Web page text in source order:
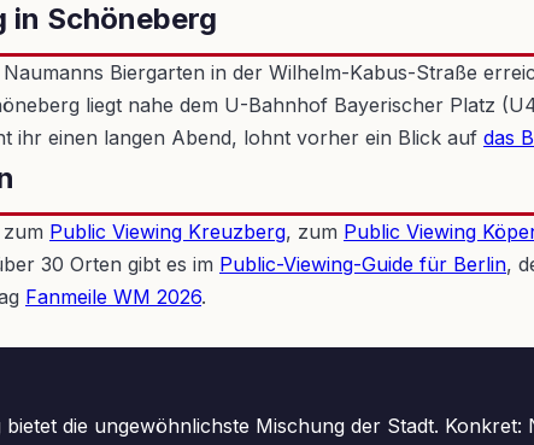
in Schöneberg
Biergarten in der Wilhelm-Kabus-Straße
liegt nahe dem U-Bahnhof Bayerischer Platz
ihr einen langen Abend, lohnt vorher ein Blick auf das
Public Viewing Kreuzberg, zum Public Viewing
30 Orten gibt es im Public-Viewing-Guide für Berlin,
Fanmeile WM 2026.
die ungewöhnlichste Mischung der Stadt.